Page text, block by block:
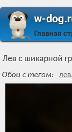
w-
Главная
Лев с шикарной
Обои с тегом: лев,